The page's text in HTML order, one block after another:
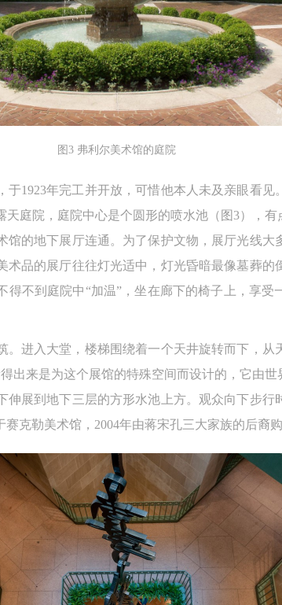
图3 弗利尔美术馆的庭院
1923年完工并开放，可惜他本人未及亲眼看
庭院，庭院中心是个圆形的喷水池（图3），
的地下展厅连通。为了保护文物，展厅光线大
术品的展厅往往灯光适中，灯光昏暗最像墓葬的
得不到庭院中“加温”，坐在廊下的椅子上，享受
。进入大堂，楼梯围绕着一个天井旋转而下，从
出来是为这个展馆的特殊空间而设计的，它由
展到地下三层的方形水池上方。观众向下步行
克勒美术馆，2004年由蒋宋孔三大家族的后裔
何责任，但有互相援助的义务。参加活动的成员应当积
救援工作，但对事故本身不承担任何法律责任和经济责任
人身安全不负有民事及相关连带责任。
次活动期间应主动遵守美术馆活动秩序、维护美术馆场
间、艺术品、衍生品等受到不同程度的损失、破坏。活动
人及美术馆将不承担相应的责任与损失，应由参与活动者
参与活动时应当在美术馆工作人员及活动导师、教师指导
用活动中所涉及到的绘画工具、创作材料及配套设备、设
伤害他人及造成相应工具、材料、设备或设施的故障或
者应当承当相应的全部责任，并主动赔偿相应的经济损失
当事人及美术馆将不承担人身事故的任何责任。
美术馆肖像权许可使用协议
彻执行 《中华人民共和国民法通则》若干问题的意见（
明确肖像许可方（甲方）和使用方（乙方）的权利义务
好协商，甲乙双方就带有甲方肖像的作品的使用达成如下
本协议中的肖像权人，自愿将自己的肖像权许可乙方作符
何责任，但有互相援助的义务。参加活动的成员应当积
救援工作，但对事故本身不承担任何法律责任和经济责任
人身安全不负有民事及相关连带责任。
次活动期间应主动遵守美术馆活动秩序、维护美术馆场
间、艺术品、衍生品等受到不同程度的损失、破坏。活动
人及美术馆将不承担相应的责任与损失，应由参与活动者
参与活动时应当在美术馆工作人员及活动导师、教师指导
用活动中所涉及到的绘画工具、创作材料及配套设备、设
伤害他人及造成相应工具、材料、设备或设施的故障或
者应当承当相应的全部责任，并主动赔偿相应的经济损失
当事人及美术馆将不承担人身事故的任何责任。
美术馆肖像权许可使用协议
彻执行 《中华人民共和国民法通则》若干问题的意见（
明确肖像许可方（甲方）和使用方（乙方）的权利义务
好协商，甲乙双方就带有甲方肖像的作品的使用达成如下
本协议中的肖像权人，自愿将自己的肖像权许可乙方作符
何责任，但有互相援助的义务。参加活动的成员应当积
救援工作，但对事故本身不承担任何法律责任和经济责任
人身安全不负有民事及相关连带责任。
次活动期间应主动遵守美术馆活动秩序、维护美术馆场
间、艺术品、衍生品等受到不同程度的损失、破坏。活动
人及美术馆将不承担相应的责任与损失，应由参与活动者
参与活动时应当在美术馆工作人员及活动导师、教师指导
用活动中所涉及到的绘画工具、创作材料及配套设备、设
伤害他人及造成相应工具、材料、设备或设施的故障或
者应当承当相应的全部责任，并主动赔偿相应的经济损失
当事人及美术馆将不承担人身事故的任何责任。
美术馆肖像权许可使用协议
彻执行 《中华人民共和国民法通则》若干问题的意见（
明确肖像许可方（甲方）和使用方（乙方）的权利义务
好协商，甲乙双方就带有甲方肖像的作品的使用达成如下
本协议中的肖像权人，自愿将自己的肖像权许可乙方作符